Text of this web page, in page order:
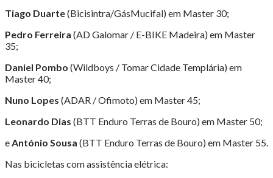
Tiago Duarte(Bicisintra/GásMucifal) em Master 30;
Pedro Ferreira (AD Galomar / E-BIKE Madeira) em Master
35;
Daniel Pombo (Wildboys / Tomar Cidade Templária) em
Master 40;
Nuno Lopes (ADAR / Ofimoto) em Master 45;
Leonardo Dias (BTT Enduro Terras de Bouro) em Master 50;
e António Sousa (BTT Enduro Terras de Bouro) em Master 55.
Nas bicicletas com assistência elétrica: